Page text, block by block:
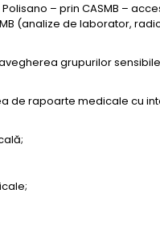
– prin CASMB –
(analize de laborator,
grupurilor
de rapoarte medicale cu